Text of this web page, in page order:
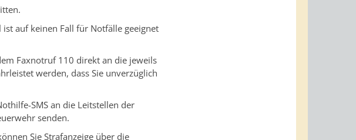
auf keinen Fall für Notfälle geeignet
Faxnotruf 110 direkt an die jeweils
werden, dass Sie unverzüglich
SMS an die Leitstellen der
senden.
Sie Strafanzeige über die